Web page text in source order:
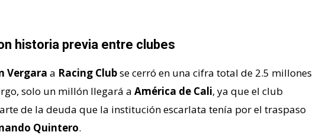
historia previa entre clubes
Vergara a Racing Clubse cerró en una cifra total de 2.5 millones
solo un millón llegará a América de Cali, ya que el club
de la deuda que la institución escarlata tenía por el traspaso
Quintero.